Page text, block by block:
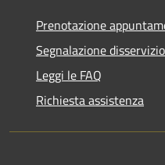
Prenotazione
Segnalazione disservizio
Leggi le FAQ
Richiesta assistenza